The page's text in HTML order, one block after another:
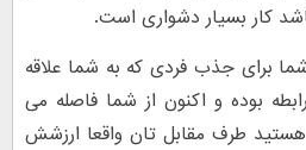
کار بسیار دشواری است.
برای جذب فردی که به شما علاقه
بوده و اکنون از شما فاصله می
طرف مقابل تان واقعا ارزشش